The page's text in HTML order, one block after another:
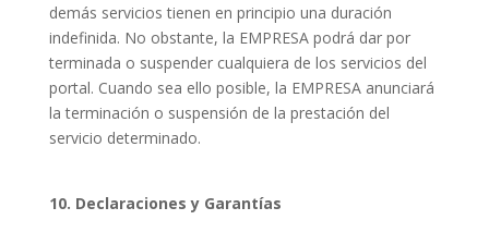
demás servicios tienen en principio una duración
indefinida. No obstante, la EMPRESA podrá dar por
terminada o suspender cualquiera de los servicios del
portal. Cuando sea ello posible, la EMPRESA anunciará
la terminación o suspensión de la prestación del
servicio determinado.
10. Declaraciones y Garantías